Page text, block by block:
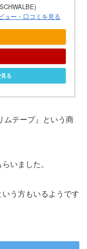
ュー・口コミを見る
る
ムテープ』という商
いました。
う方もいるようです